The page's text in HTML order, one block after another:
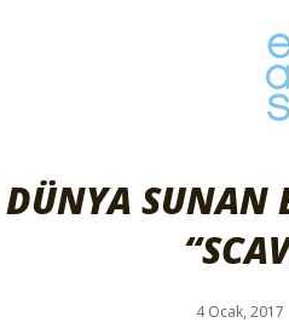
SUNAN
4 Ocak, 2017